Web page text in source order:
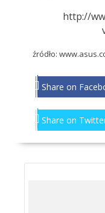
http://
źródło:
Share on
Share on
NAWIGACJA